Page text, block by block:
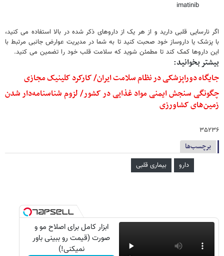
imatinib
اگر نارسایی قلبی دارید و از هر یک از داروهای ذکر شده در بالا استفاده می کنید،
با پزشک یا داروساز خود صحبت کنید تا به شما در مدیریت عوارض جانبی مرتبط با
این داروها کمک کند تا مطمئن شوید که سلامت قلب خود را تضمین می کنید.
بیشتر بخوانید:
جایگاه دوراپزشکی در نظام سلامت ایران/ کارکرد کلینیک مجازی
چگونگی سنجش ایمنی مواد غذایی در کشور/ لزوم شناسنامه‌دار شدن
زمین‌های کشاورزی
۳۵۲۳۶
برچسب‌ها
دارو بیماری قلبی
ابزار کامل برای اصلاح مو و
صورت (قیمت رو ببینی باور
نمیکنی!)